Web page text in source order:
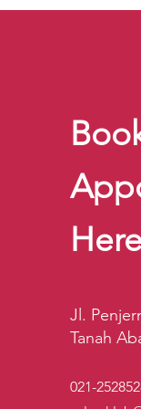
Jl.
Tanah
021-